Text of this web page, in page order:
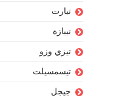
تيارت
تيبازة
تيزي وزو
تيسمسيلت
جيجل